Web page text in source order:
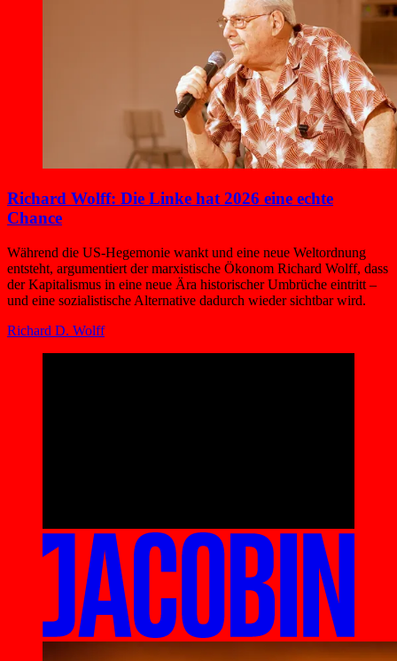
Richard Wolff: Die Linke hat 2026 eine echte
Chance
Während die US-Hegemonie wankt und eine neue Weltordnung
entsteht, argumentiert der marxistische Ökonom Richard Wolff, dass
der Kapitalismus in eine neue Ära historischer Umbrüche eintritt –
und eine sozialistische Alternative dadurch wieder sichtbar wird.
Richard D. Wolff